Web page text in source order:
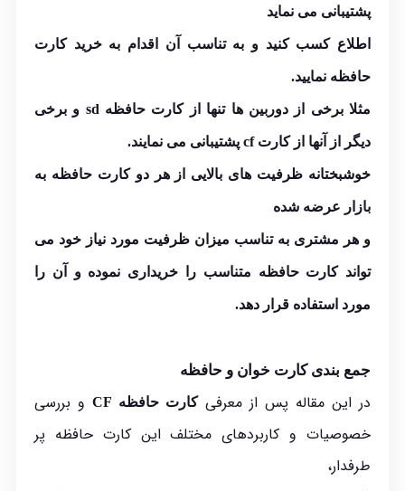
پشتیبانی می نماید
اطلاع کسب کنید و به تناسب آن اقدام به خرید کارت
حافظه نمایید.
مثلا برخی از دوربین ها تنها از کارت حافظه sd و برخی
دیگر از آنها از کارت cf پشتیبانی می نمایند.
خوشبختانه ظرفیت های بالایی از هر دو کارت حافظه به
بازار عرضه شده
و هر مشتری به تناسب میزان ظرفیت مورد نیاز خود می
تواند کارت حافظه متناسب را خریداری نموده و آن را
مورد استفاده قرار دهد.
جمع بندی کارت خوان و حافظه
در این مقاله پس از معرفیکارت حافظه CF
و بررسی
خصوصیات و کاربردهای مختلف این کارت حافظه پر
طرفدار،